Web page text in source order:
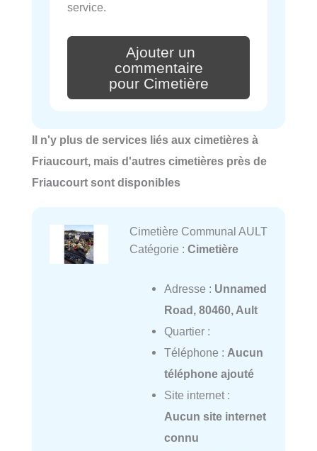
service.
Ajouter un
commentaire
pour Cimetière
Il n'y plus de services liés aux cimetières à
Friaucourt, mais d'autres cimetières près de
Friaucourt sont disponibles
Cimetière Communal AULT
Catégorie : Cimetière
Adresse : Unnamed
Road, 80460, Ault
Quartier :
Téléphone : Aucun
téléphone ajouté
Site internet :
Aucun site internet
connu